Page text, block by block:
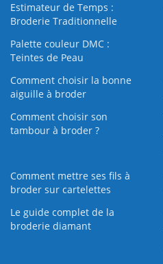
Estimateur de Temps :
Broderie Traditionnelle
Palette couleur DMC :
Teintes de Peau
Comment choisir la bonne
aiguille à broder
Comment choisir son
tambour à broder ?
Comment mettre ses fils à
broder sur cartelettes
Le guide complet de la
broderie diamant